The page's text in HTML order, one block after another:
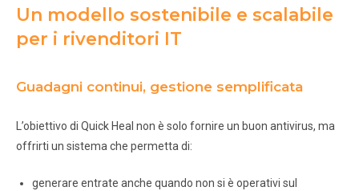
Un modello sostenibile e scalabile
per i rivenditori IT
Guadagni continui, gestione semplificata
L’obiettivo di Quick Heal non è solo fornire un buon antivirus, ma
offrirti un sistema che permetta di:
generare entrate anche quando non si è operativi sul